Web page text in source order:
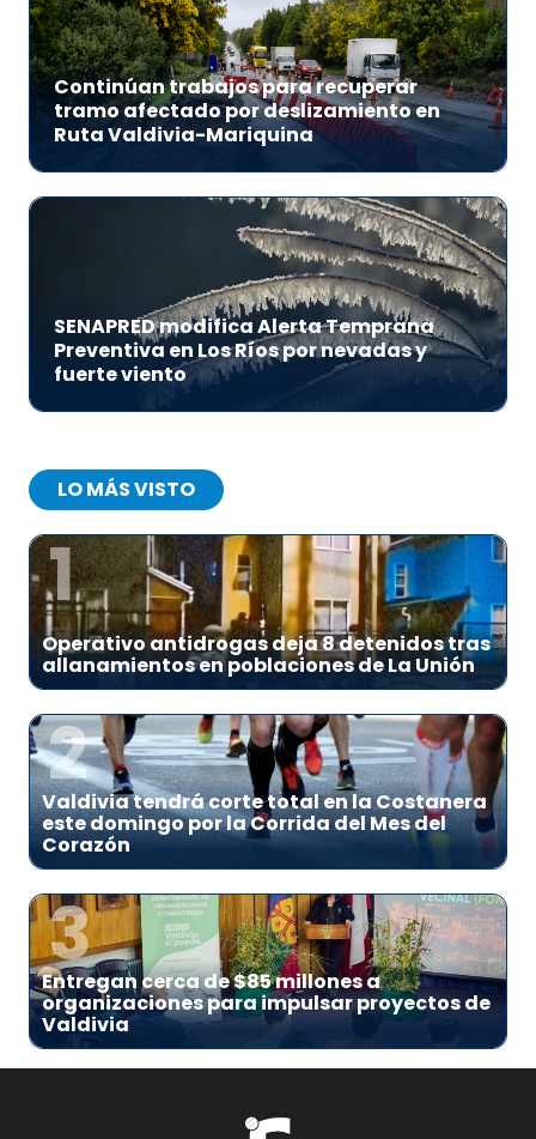
Continúan trabajos para recuperar
tramo afectado por deslizamiento en
Ruta Valdivia-Mariquina
SENAPRED modifica Alerta Temprana
Preventiva en Los Ríos por nevadas y
fuerte viento
LO MÁS VISTO
1
Operativo antidrogas deja 8 detenidos tras
allanamientos en poblaciones de La Unión
2
Valdivia tendrá corte total en la Costanera
este domingo por la Corrida del Mes del
Corazón
3
Entregan cerca de $85 millones a
organizaciones para impulsar proyectos de
Valdivia